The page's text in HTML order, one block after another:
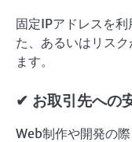
固定IPアドレスを
た、あるいはリスク
ます。
✔ お取引先への
Web制作や開発の